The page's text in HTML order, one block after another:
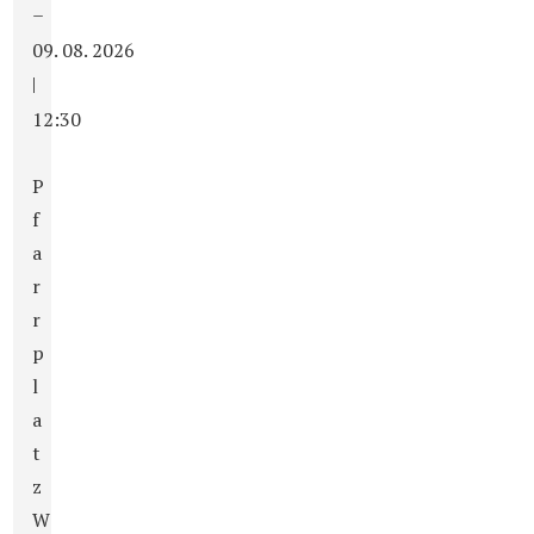
–
09. 08. 2026
|
12:30
P
f
a
r
r
p
l
a
t
z
W